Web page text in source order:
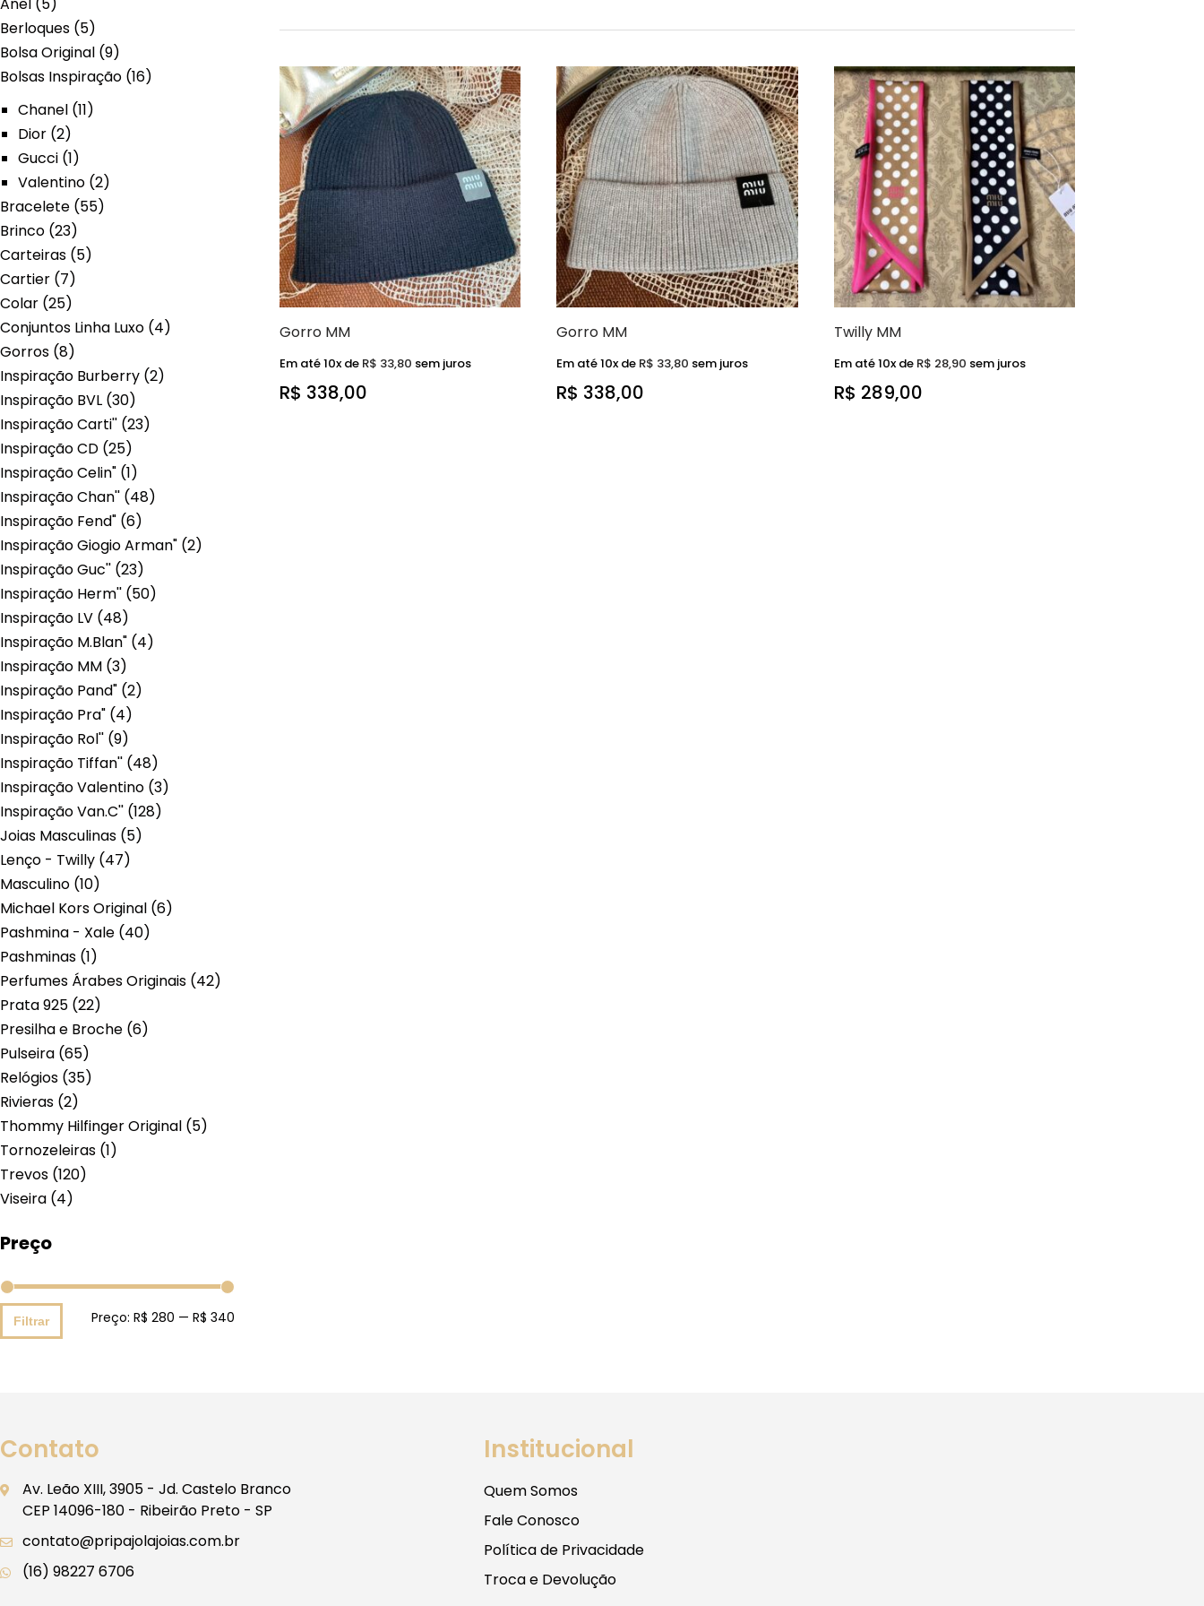
Berloques (5)
Bolsa Original (9)
Bolsas Inspiração (16)
Chanel (11)
Dior (2)
Gucci (1)
Valentino (2)
Bracelete (55)
Brinco (23)
Carteiras (5)
Cartier (7)
Colar (25)
Conjuntos Linha Luxo (4)
Gorros (8)
Inspiração Burberry (2)
Inspiração BVL (30)
Inspiração Carti'' (23)
Inspiração CD (25)
Inspiração Celin" (1)
Inspiração Chan'' (48)
Inspiração Fend" (6)
Inspiração Giogio Arman" (2)
Inspiração Guc'' (23)
Inspiração Herm'' (50)
Inspiração LV (48)
Inspiração M.Blan" (4)
Inspiração MM (3)
Inspiração Pand" (2)
Inspiração Pra" (4)
Inspiração Rol'' (9)
Inspiração Tiffan'' (48)
Inspiração Valentino (3)
Inspiração Van.C'' (128)
Joias Masculinas (5)
Lenço - Twilly (47)
Masculino (10)
Michael Kors Original (6)
Pashmina - Xale (40)
Pashminas (1)
Perfumes Árabes Originais (42)
Prata 925 (22)
Presilha e Broche (6)
Pulseira (65)
Relógios (35)
Rivieras (2)
Thommy Hilfinger Original (5)
Tornozeleiras (1)
Trevos (120)
Viseira (4)
Preço
Filtrar Preço: R$ 280 — R$ 340
Gorro MM
R$ 338,00
Em até 10x de R$ 33,80 sem juros
Gorro MM
R$ 338,00
Em até 10x de R$ 33,80 sem juros
Twilly MM
R$ 289,00
Em até 10x de R$ 28,90 sem juros
Contato
Av. Leão XIII, 3905 - Jd. Castelo Branco
CEP 14096-180 - Ribeirão Preto - SP
contato@pripajolajoias.com.br
(16) 98227 6706
Institucional
Quem Somos
Fale Conosco
Política de Privacidade
Troca e Devolução